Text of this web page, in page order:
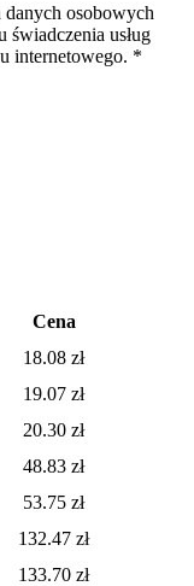
danych osobowych
usług
internetowego. *
Cena
18.08 zł
19.07 zł
20.30 zł
48.83 zł
53.75 zł
132.47 zł
133.70 zł